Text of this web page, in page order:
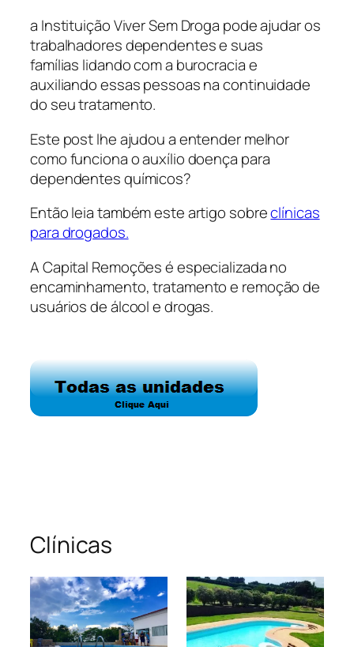
a Instituição Viver Sem Droga pode ajudar os
trabalhadores dependentes e suas
famílias lidando com a burocracia e
auxiliando essas pessoas na continuidade
do seu tratamento.
Este post lhe ajudou a entender melhor
como funciona o auxílio doença para
dependentes químicos?
Então leia também este artigo sobreclínicas
para drogados.
A Capital Remoções é especializada no
encaminhamento, tratamento e remoção de
usuários de álcool e drogas.
Clínicas